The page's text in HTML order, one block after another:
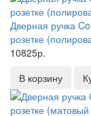
Дверная ручка
розетке
10825р.
В корзину